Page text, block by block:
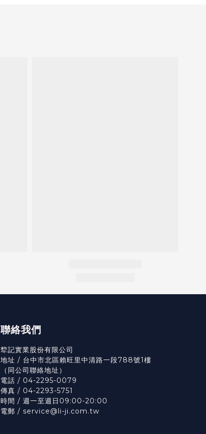
聯絡我們
犂記實業股份有限公司
地址 / 台中市北區賴旺里中清路一段788號1樓
（ 同公司聯絡地址）
電話 / 04-2295-0079
傳真 / 04-2293-5751
時間 / 週一至週日09:00-20:00
電郵 / service@li-ji.com.tw